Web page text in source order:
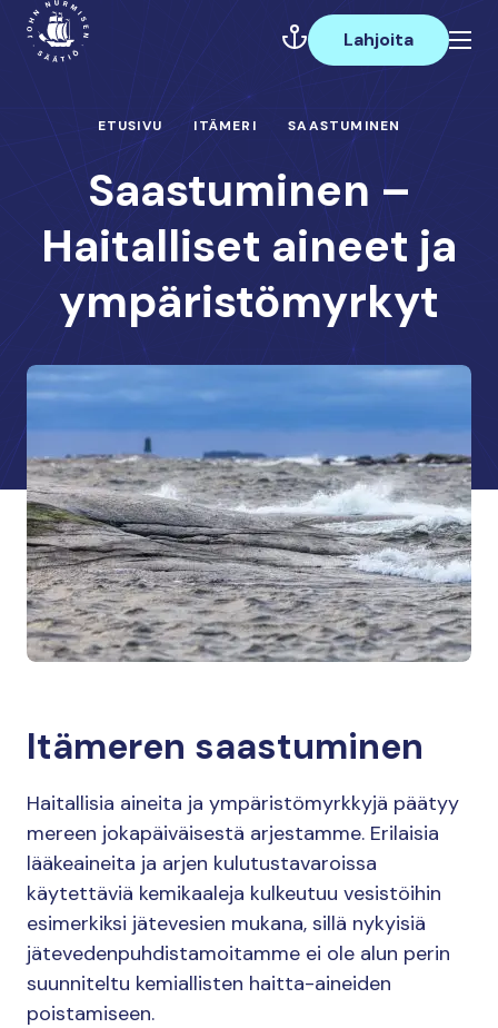
Hyppää
sisältöön
Päävalikko
Lahjoita
ETUSIVU ITÄMERI SAASTUMINEN
Saastuminen –
Haitalliset aineet ja
ympäristömyrkyt
Itämeren saastuminen
Haitallisia aineita ja ympäristömyrkkyjä päätyy
mereen jokapäiväisestä arjestamme. Erilaisia
lääkeaineita ja arjen kulutustavaroissa
käytettäviä kemikaaleja kulkeutuu vesistöihin
esimerkiksi jätevesien mukana, sillä nykyisiä
jätevedenpuhdistamoitamme ei ole alun perin
suunniteltu kemiallisten haitta-aineiden
poistamiseen.